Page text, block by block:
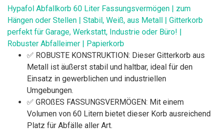
Hypafol Abfallkorb 60 Liter Fassungsvermögen | zum
Hängen oder Stellen | Stabil, Weiß, aus Metall | Gitterkorb
perfekt für Garage, Werkstatt, Industrie oder Büro! |
Robuster Abfalleimer | Papierkorb
✅ ROBUSTE KONSTRUKTION: Dieser Gitterkorb aus
Metall ist äußerst stabil und haltbar, ideal für den
Einsatz in gewerblichen und industriellen
Umgebungen.
✅ GROßES FASSUNGSVERMÖGEN: Mit einem
Volumen von 60 Litern bietet dieser Korb ausreichend
Platz für Abfälle aller Art.